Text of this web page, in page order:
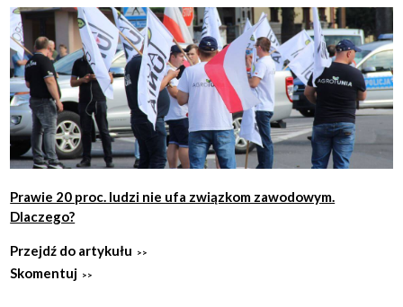
Prawie 20 proc. ludzi nie ufa związkom zawodowym.
Dlaczego?
Przejdź do artykułu
Skomentuj